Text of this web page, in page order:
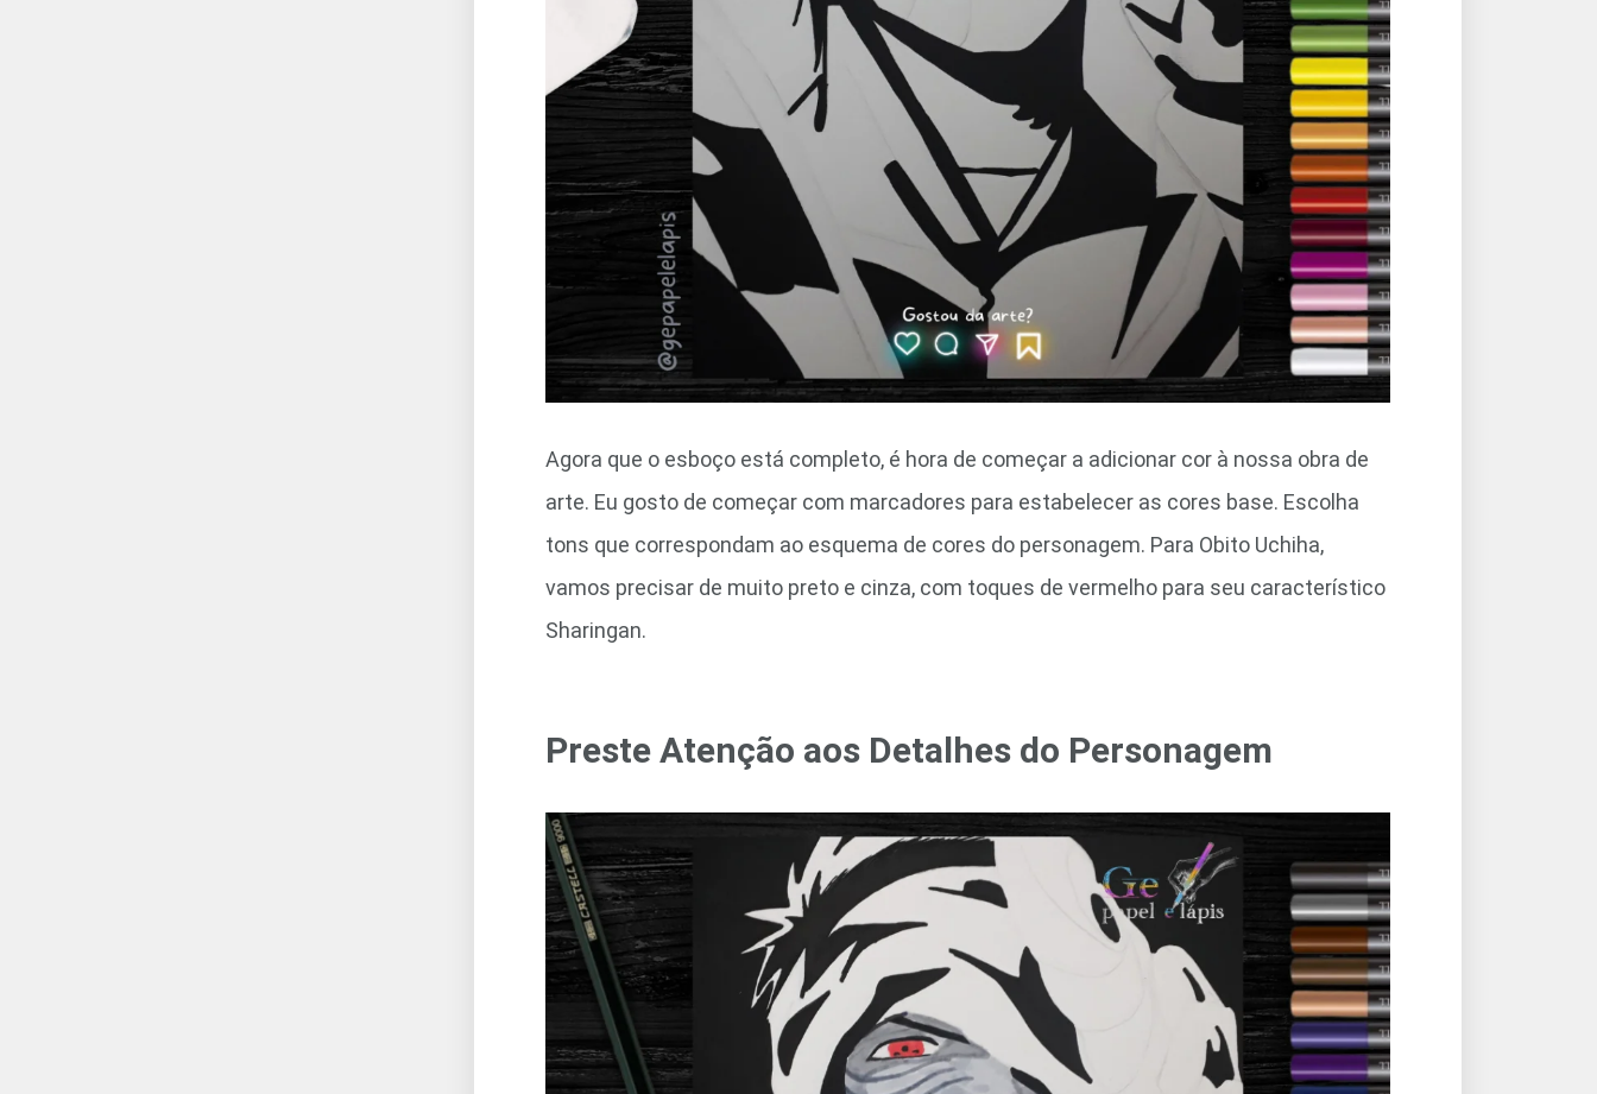
Agora que o esboço está completo, é hora de começar a adicionar cor à nossa obra de
arte. Eu gosto de começar com marcadores para estabelecer as cores base. Escolha
tons que correspondam ao esquema de cores do personagem. Para Obito Uchiha,
vamos precisar de muito preto e cinza, com toques de vermelho para seu característico
Sharingan.
Preste Atenção aos Detalhes do Personagem